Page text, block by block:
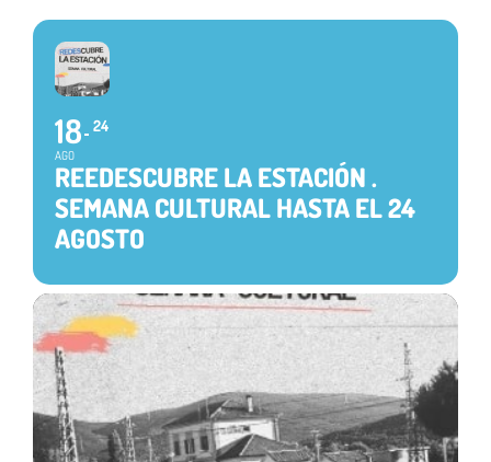
18
AGO
24
REEDESCUBRE LA ESTACIÓN .
SEMANA CULTURAL HASTA EL 24
AGOSTO